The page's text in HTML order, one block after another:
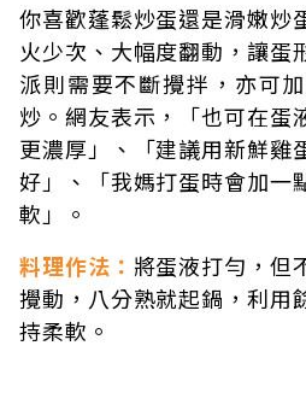
你喜歡蓬鬆炒蛋還是滑嫩炒
火少次、大幅度翻動，讓蛋
派則需要不斷攪拌，亦可
炒。網友表示，「也可在蛋
更濃厚」、「建議用新鮮雞
好」、「我媽打蛋時會加一
軟」。
料理作法： 將蛋液打勻，但
攪動，八分熟就起鍋，利用
持柔軟。